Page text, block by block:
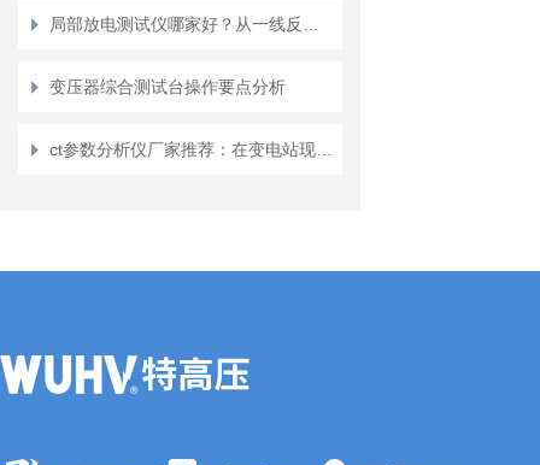
变压器综合测试台操作要点分析